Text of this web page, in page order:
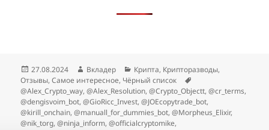
Опубликовано
27.08.2024 Автор
Вкладер Рубрики
Крипта, Крипторазводы,
Отзывы,Самое интересное, Чёрный список
@Alex_Crypto_way,@Alex_Resolution,@Crypto_Objectt,@cr_terms,
@dengisvoim_bot,@GioRicc_Invest,@JOEcopytrade_bot,
@kirill_onchain,@manuall_for_dummies_bot,@Morpheus_Elixir,
@nik_torg,@ninja_inform,@officialcryptomike,